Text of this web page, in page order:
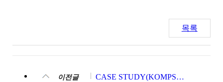
목록
이전글 CASE STUDY(KOMPSAT-5 Orthorectification processing with SNAP)